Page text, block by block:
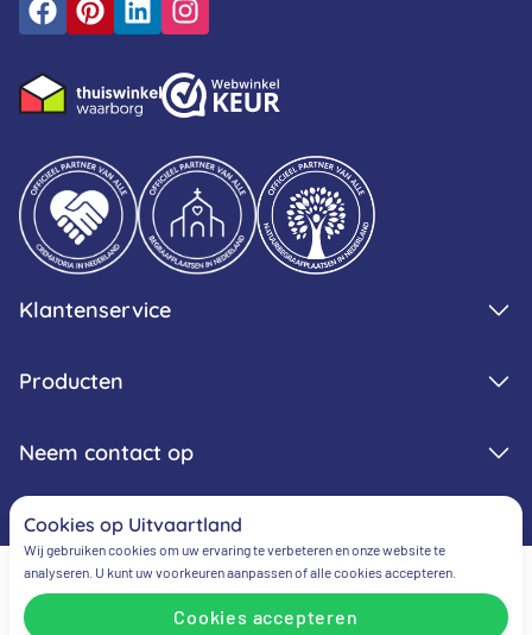
Klantenservice
Producten
Neem contact op
Algemene voorwaardenPrivacy verklaringCookie verklaring
Cookies op Uitvaartland
Wij gebruiken cookies om uw ervaring te verbeteren en onze website te
analyseren. U kunt uw voorkeuren aanpassen of alle cookies accepteren.
Cookies accepteren